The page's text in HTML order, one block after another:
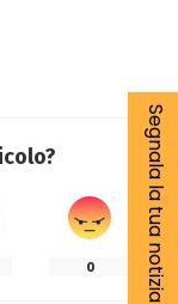
0 Segnala la tua notizia